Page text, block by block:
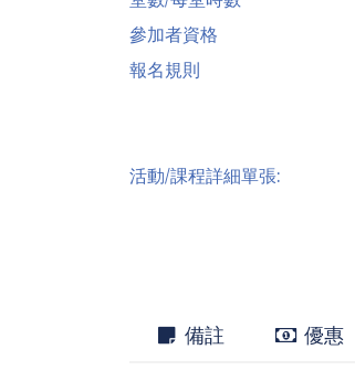
參加者資格
報名規則
活動/課程詳細單張:
備註 優惠